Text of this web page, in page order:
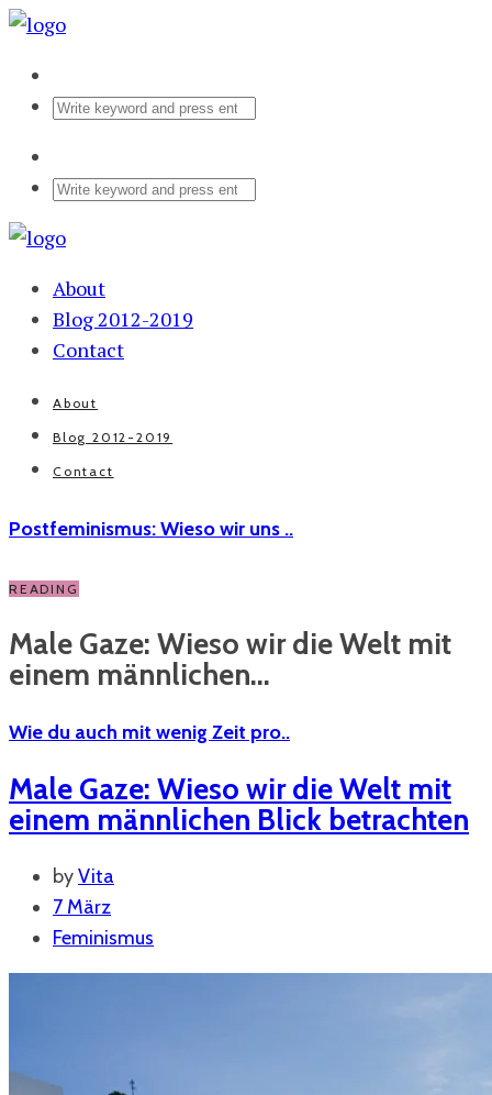
About
Blog 2012-2019
Contact
About
Blog 2012-2019
Contact
Postfeminismus: Wieso wir uns ..
READING
Male Gaze: Wieso wir die Welt mit
einem männlichen...
Wie du auch mit wenig Zeit pro..
Male Gaze: Wieso wir die Welt mit
einem männlichen Blick betrachten
byVita
7 März
Feminismus